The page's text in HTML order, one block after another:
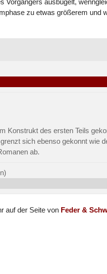
zu etwas größerem und
Konstrukt des ersten Teils
sich ebenso gekonnt wie
ab.
auf der Seite von Feder &